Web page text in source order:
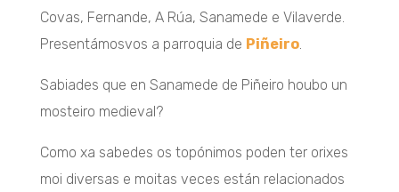
Covas, Fernande, A Rúa, Sanamede e Vilaverde.
Presentámosvos a parroquia de Piñeiro.
Sabiades que en Sanamede de Piñeiro houbo un
mosteiro medieval?
Como xa sabedes os topónimos poden ter orixes
moi diversas e moitas veces están relacionados